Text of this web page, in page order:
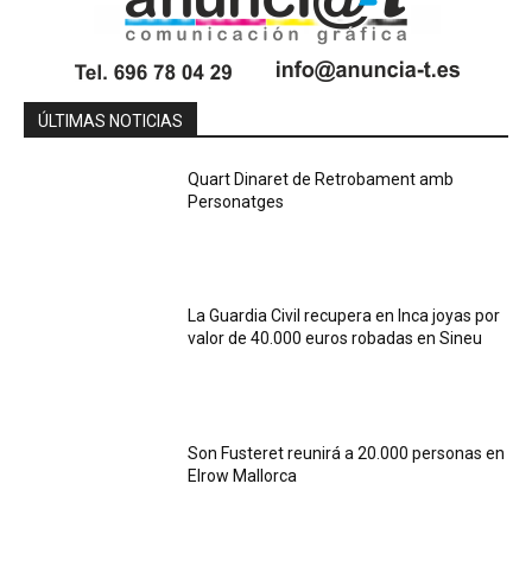
ÚLTIMAS NOTICIAS
Quart Dinaret de Retrobament amb
Personatges
La Guardia Civil recupera en Inca joyas por
valor de 40.000 euros robadas en Sineu
Son Fusteret reunirá a 20.000 personas en
Elrow Mallorca